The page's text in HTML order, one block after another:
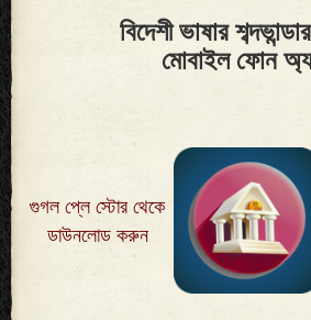
বিদেশী ভাষার
মোবাইল ফোন
গুগল প্লে স্টোর থেকে
ডাউনলোড করুন